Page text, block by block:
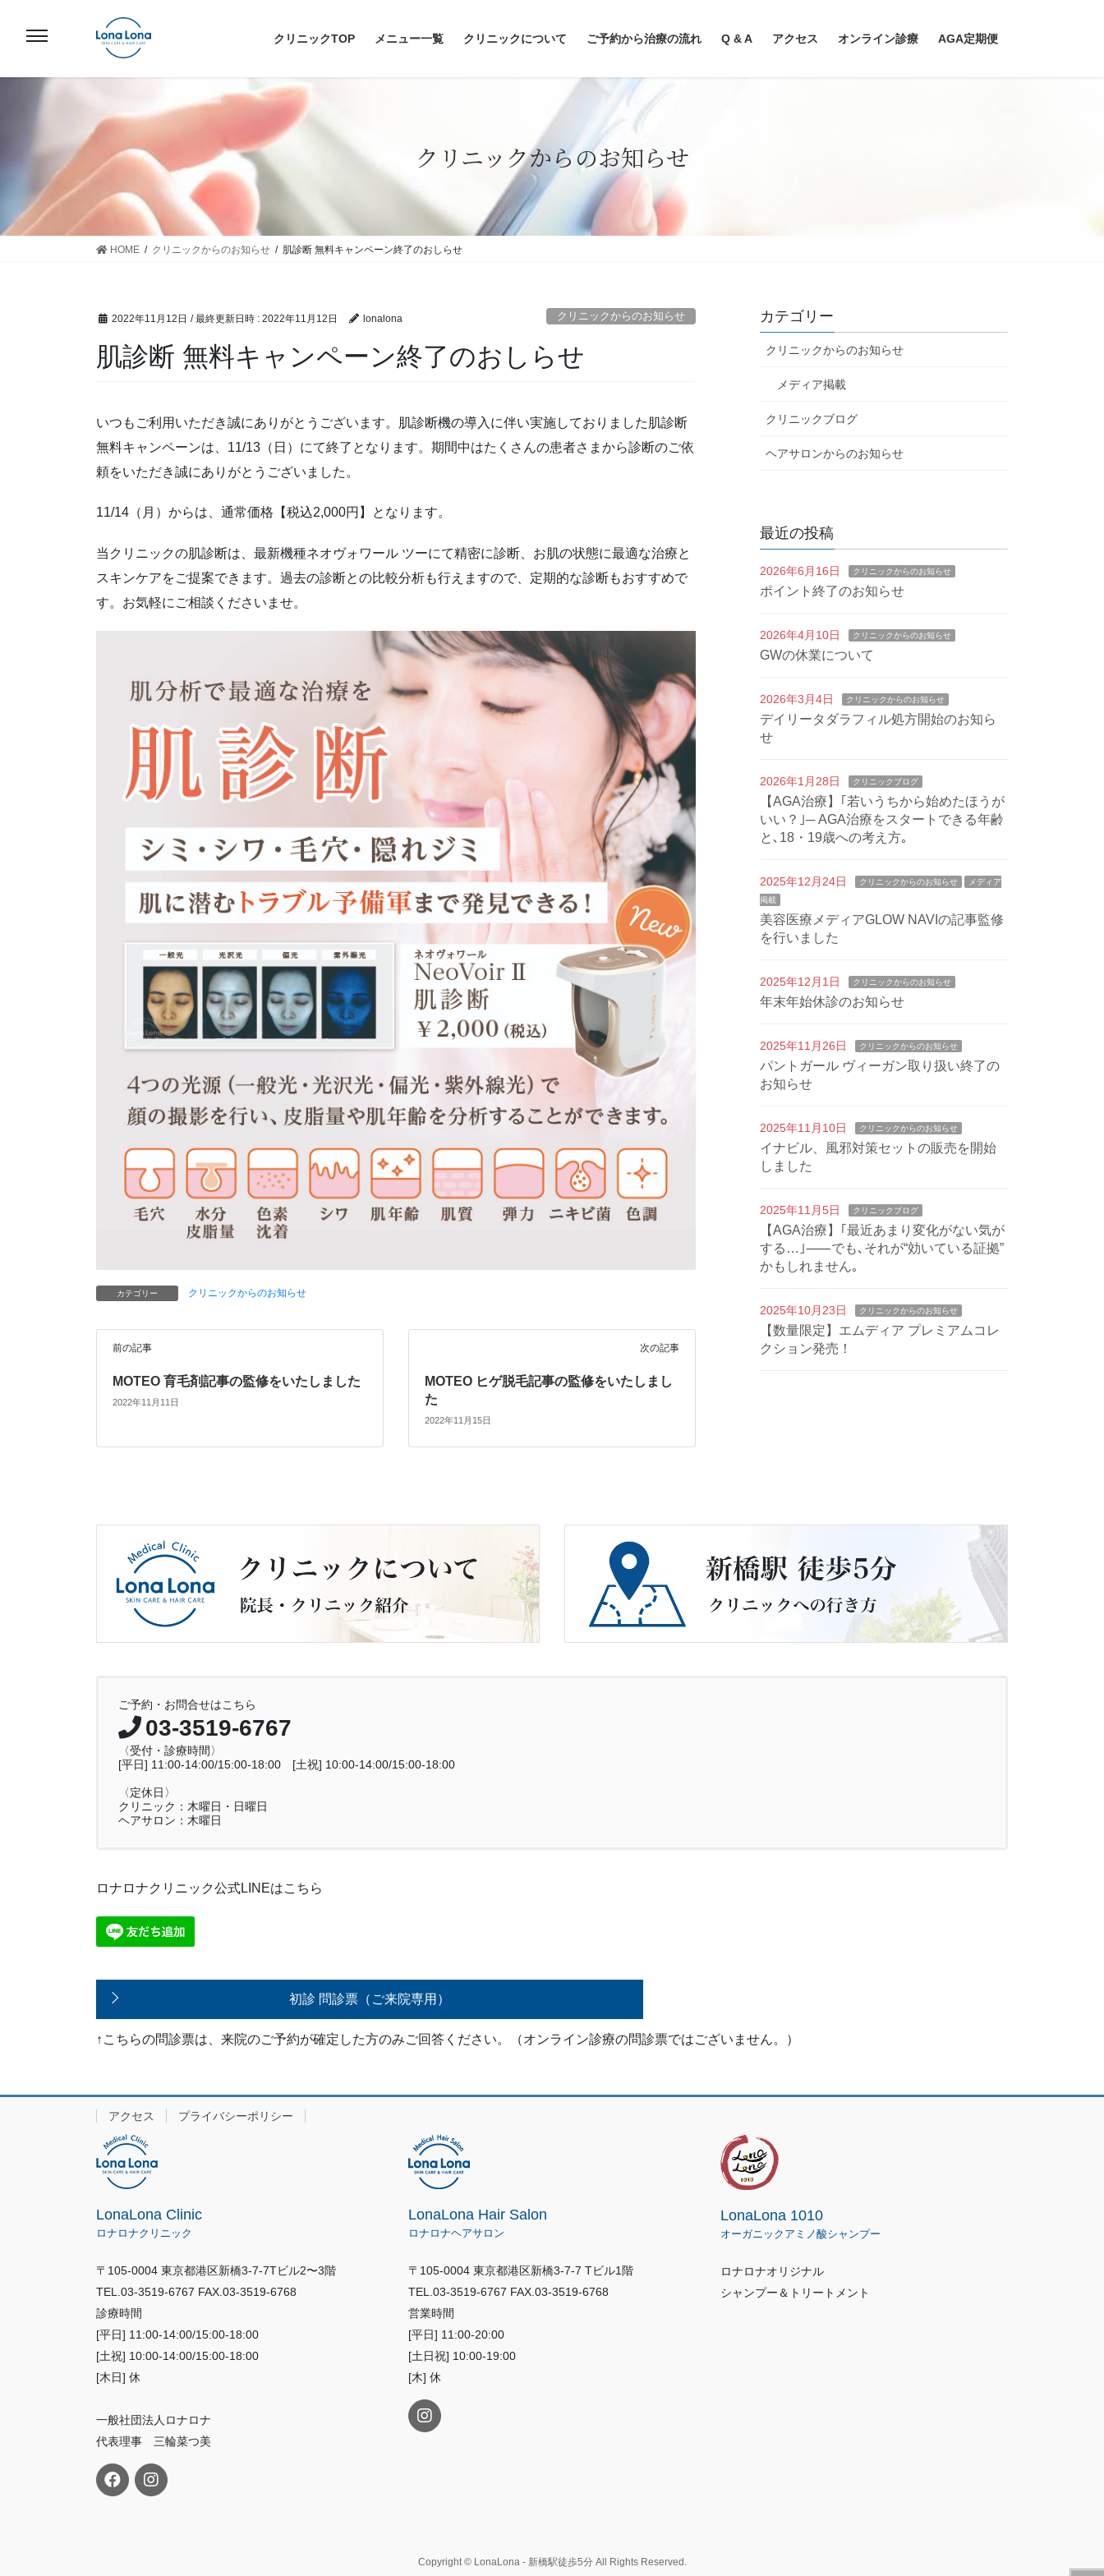
クリニックTOP メニュー一覧 クリニックについて ご予約から治療の流れ Q & A アクセス オンライン診療 AGA定期便
クリニックからのお知らせ
HOME クリニックからのお知らせ 肌診断 無料キャンペーン終了のおしらせ
2022年11月12日 / 最終更新日時 : 2022年11月12日 lonalona クリニックからのお知らせ
肌診断 無料キャンペーン終了のおしらせ
いつもご利用いただき誠にありがとうございます。肌診断機の導入に伴い実施しておりました肌診断
無料キャンペーンは、11/13（日）にて終了となります。期間中はたくさんの患者さまから診断のご依
頼をいただき誠にありがとうございました。
11/14（月）からは、通常価格【税込2,000円】となります。
当クリニックの肌診断は、最新機種ネオヴォワール ツーにて精密に診断、お肌の状態に最適な治療と
スキンケアをご提案できます。過去の診断との比較分析も行えますので、定期的な診断もおすすめで
す。お気軽にご相談くださいませ。
カテゴリー クリニックからのお知らせ
前の記事
MOTEO 育毛剤記事の監修をいたしました
2022年11月11日
次の記事
MOTEO ヒゲ脱毛記事の監修をいたしまし
た
2022年11月15日
カテゴリー
クリニックからのお知らせ
メディア掲載
クリニックブログ
ヘアサロンからのお知らせ
最近の投稿
2026年6月16日 クリニックからのお知らせ
ポイント終了のお知らせ
2026年4月10日 クリニックからのお知らせ
GWの休業について
2026年3月4日 クリニックからのお知らせ
デイリータダラフィル処方開始のお知ら
せ
2026年1月28日 クリニックブログ
【AGA治療】｢若いうちから始めたほうが
いい？｣─ AGA治療をスタートできる年齢
と､18・19歳への考え方｡
2025年12月24日 クリニックからのお知らせ
メディア
掲載
美容医療メディアGLOW NAVIの記事監修
を行いました
2025年12月1日 クリニックからのお知らせ
年末年始休診のお知らせ
2025年11月26日 クリニックからのお知らせ
パントガール ヴィーガン取り扱い終了の
お知らせ
2025年11月10日 クリニックからのお知らせ
イナビル、風邪対策セットの販売を開始
しました
2025年11月5日 クリニックブログ
【AGA治療】｢最近あまり変化がない気が
する…｣⸺でも､それが“効いている証拠”
かもしれません｡
2025年10月23日 クリニックからのお知らせ
【数量限定】エムディア プレミアムコレ
クション発売！
ご予約・お問合せはこちら
03-3519-6767
〈受付・診療時間〉
[平日] 11:00-14:00/15:00-18:00 [土祝] 10:00-14:00/15:00-18:00
〈定休日〉
クリニック：木曜日・日曜日
ヘアサロン：木曜日
ロナロナクリニック公式LINEはこちら
初診 問診票（ご来院専用）
↑こちらの問診票は、来院のご予約が確定した方のみご回答ください。（オンライン診療の問診票ではございません。）
アクセス プライバシーポリシー
LonaLona Clinic
ロナロナクリニック
〒105-0004 東京都港区新橋3-7-7Tビル2〜3階
TEL.03-3519-6767 FAX.03-3519-6768
診療時間
[平日] 11:00-14:00/15:00-18:00
[土祝] 10:00-14:00/15:00-18:00
[木日] 休
一般社団法人ロナロナ
代表理事 三輪菜つ美
LonaLona Hair Salon
ロナロナヘアサロン
〒105-0004 東京都港区新橋3-7-7 Tビル1階
TEL.03-3519-6767 FAX.03-3519-6768
営業時間
[平日] 11:00-20:00
[土日祝] 10:00-19:00
[木] 休
LonaLona 1010
オーガニックアミノ酸シャンプー
ロナロナオリジナル
シャンプー＆トリートメント
Copyright © LonaLona - 新橋駅徒歩5分 All Rights Reserved.